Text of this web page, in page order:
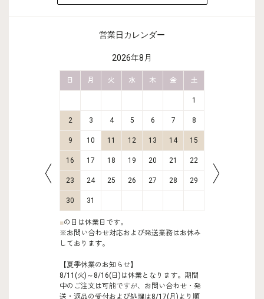
営業日カレンダー
2026年8月
日 月 火 水 木 金 土
1
2 3 4 5 6 7 8
9 10 11 12 13 14 15
16 17 18 19 20 21 22
23 24 25 26 27 28 29
30 31
■の日は休業日です。
※お問い合わせ対応および発送業務はお休み
しております。
【夏季休業のお知らせ】
8/11(火)～8/16(日)は休業となります。期間
中のご注文は可能ですが、お問い合わせ・発
送・返品の受付および処理は8/17(月)より順